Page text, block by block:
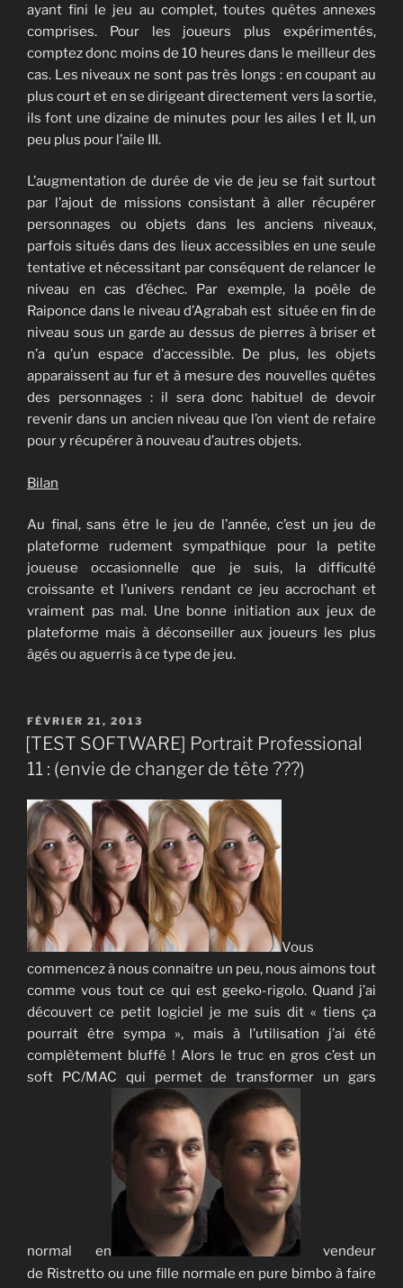
ayant fini le jeu au complet, toutes quêtes annexes
comprises. Pour les joueurs plus expérimentés,
comptez donc moins de 10 heures dans le meilleur des
cas. Les niveaux ne sont pas très longs : en coupant au
plus court et en se dirigeant directement vers la sortie,
ils font une dizaine de minutes pour les ailes I et II, un
peu plus pour l’aile III.
L’augmentation de durée de vie de jeu se fait surtout
par l’ajout de missions consistant à aller récupérer
personnages ou objets dans les anciens niveaux,
parfois situés dans des lieux accessibles en une seule
tentative et nécessitant par conséquent de relancer le
niveau en cas d’échec. Par exemple, la poêle de
Raiponce dans le niveau d’Agrabah est située en fin de
niveau sous un garde au dessus de pierres à briser et
n’a qu’un espace d’accessible. De plus, les objets
apparaissent au fur et à mesure des nouvelles quêtes
des personnages : il sera donc habituel de devoir
revenir dans un ancien niveau que l’on vient de refaire
pour y récupérer à nouveau d’autres objets.
Bilan
Au final, sans être le jeu de l’année, c’est un jeu de
plateforme rudement sympathique pour la petite
joueuse occasionnelle que je suis, la difficulté
croissante et l’univers rendant ce jeu accrochant et
vraiment pas mal. Une bonne initiation aux jeux de
plateforme mais à déconseiller aux joueurs les plus
âgés ou aguerris à ce type de jeu.
PUBLIÉ
LE
FÉVRIER 21, 2013
[TEST SOFTWARE] Portrait Professional
11 : (envie de changer de tête ???)
Vous
commencez à nous connaitre un peu, nous aimons tout
comme vous tout ce qui est geeko-rigolo. Quand j’ai
découvert ce petit logiciel je me suis dit « tiens ça
pourrait être sympa », mais à l’utilisation j’ai été
complètement bluffé ! Alors le truc en gros c’est un
soft PC/MAC qui permet de transformer un gars
normal en
vendeur
de Ristretto ou une fille normale en pure bimbo à faire